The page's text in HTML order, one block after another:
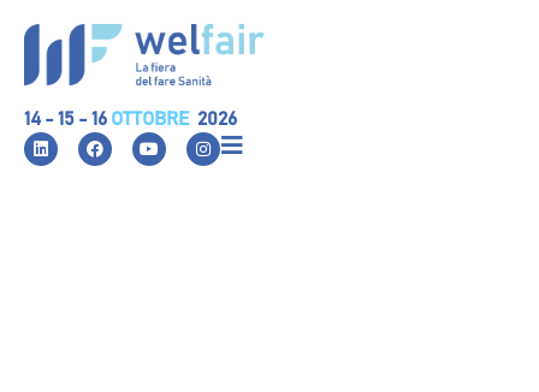
14 - 15 - 16 OTTOBRE 2026